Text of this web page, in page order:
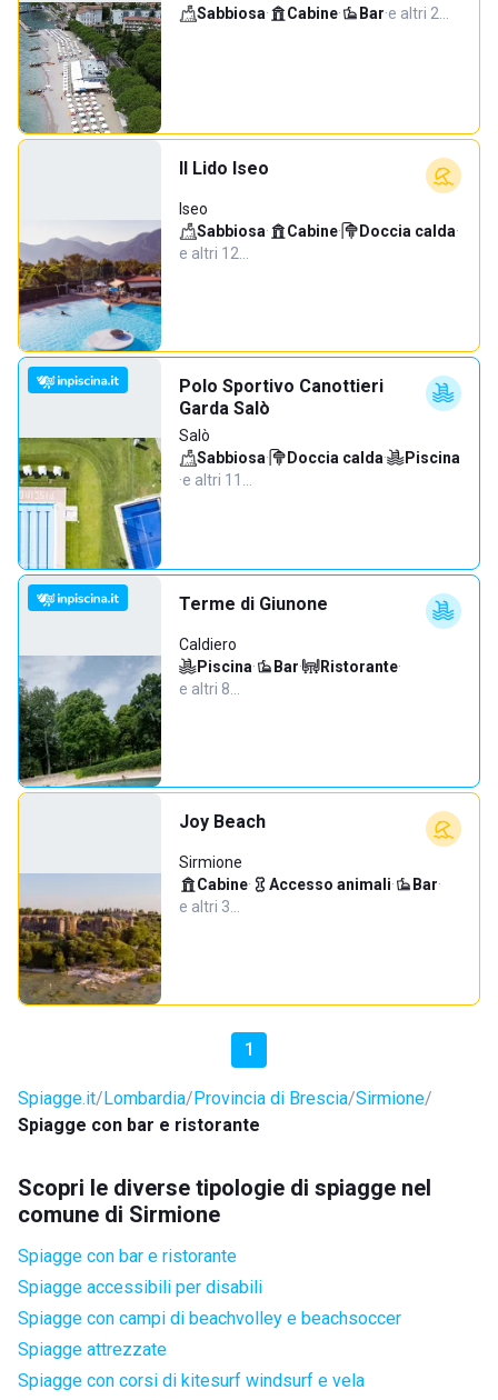
Sabbiosa· Cabine· Bar·e altri 2…
Il Lido Iseo
Iseo
Sabbiosa· Cabine· Doccia calda·
e altri 12…
Polo Sportivo Canottieri
Garda Salò
Salò
Sabbiosa· Doccia calda·
Piscina
·e altri 11…
Terme di Giunone
Caldiero
Piscina· Bar· Ristorante·
e altri 8…
Joy Beach
Sirmione
Cabine· Accesso animali· Bar·
e altri 3…
1
Spiagge.it Lombardia Provincia di Brescia Sirmione
Spiagge con bar e ristorante
Scopri le diverse tipologie di spiagge nel
comune di Sirmione
Spiagge con bar e ristorante
Spiagge accessibili per disabili
Spiagge con campi di beachvolley e beachsoccer
Spiagge attrezzate
Spiagge con corsi di kitesurf windsurf e vela